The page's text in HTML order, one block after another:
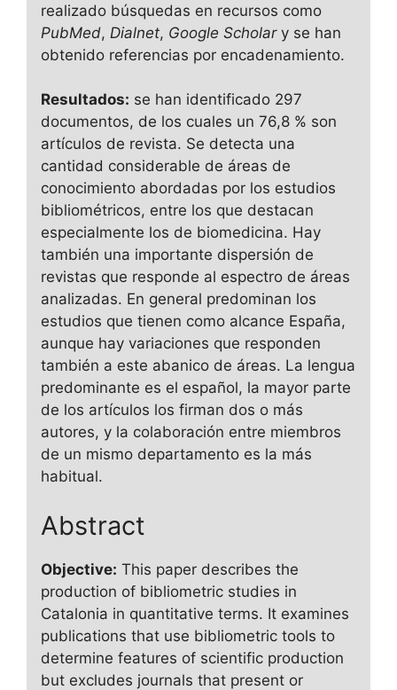
realizado búsquedas en recursos como
PubMed, Dialnet, Google Scholary se han
obtenido referencias por encadenamiento.
Resultados: se han identificado 297
documentos, de los cuales un 76,8 % son
artículos de revista. Se detecta una
cantidad considerable de áreas de
conocimiento abordadas por los estudios
bibliométricos, entre los que destacan
especialmente los de biomedicina. Hay
también una importante dispersión de
revistas que responde al espectro de áreas
analizadas. En general predominan los
estudios que tienen como alcance España,
aunque hay variaciones que responden
también a este abanico de áreas. La lengua
predominante es el español, la mayor parte
de los artículos los firman dos o más
autores, y la colaboración entre miembros
de un mismo departamento es la más
habitual.
Abstract
Objective: This paper describes the
production of bibliometric studies in
Catalonia in quantitative terms. It examines
publications that use bibliometric tools to
determine features of scientific production
but excludes journals that present or